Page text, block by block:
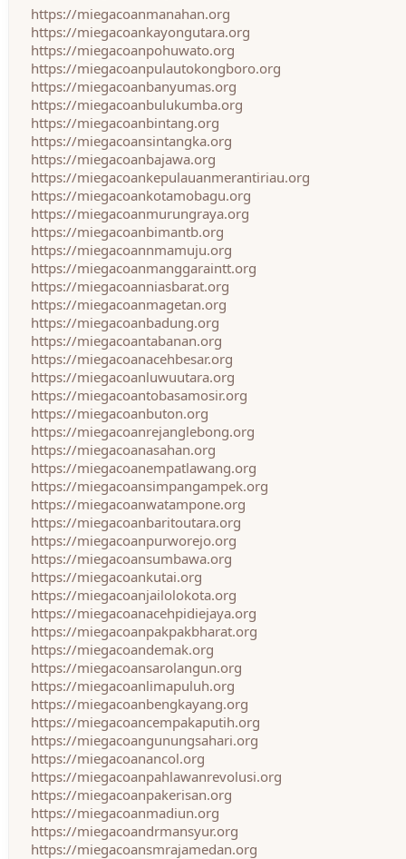
https://miegacoanmanahan.org
https://miegacoankayongutara.org
https://miegacoanpohuwato.org
https://miegacoanpulautokongboro.org
https://miegacoanbanyumas.org
https://miegacoanbulukumba.org
https://miegacoanbintang.org
https://miegacoansintangka.org
https://miegacoanbajawa.org
https://miegacoankepulauanmerantiriau.org
https://miegacoankotamobagu.org
https://miegacoanmurungraya.org
https://miegacoanbimantb.org
https://miegacoannmamuju.org
https://miegacoanmanggaraintt.org
https://miegacoanniasbarat.org
https://miegacoanmagetan.org
https://miegacoanbadung.org
https://miegacoantabanan.org
https://miegacoanacehbesar.org
https://miegacoanluwuutara.org
https://miegacoantobasamosir.org
https://miegacoanbuton.org
https://miegacoanrejanglebong.org
https://miegacoanasahan.org
https://miegacoanempatlawang.org
https://miegacoansimpangampek.org
https://miegacoanwatampone.org
https://miegacoanbaritoutara.org
https://miegacoanpurworejo.org
https://miegacoansumbawa.org
https://miegacoankutai.org
https://miegacoanjailolokota.org
https://miegacoanacehpidiejaya.org
https://miegacoanpakpakbharat.org
https://miegacoandemak.org
https://miegacoansarolangun.org
https://miegacoanlimapuluh.org
https://miegacoanbengkayang.org
https://miegacoancempakaputih.org
https://miegacoangunungsahari.org
https://miegacoanancol.org
https://miegacoanpahlawanrevolusi.org
https://miegacoanpakerisan.org
https://miegacoanmadiun.org
https://miegacoandrmansyur.org
https://miegacoansmrajamedan.org